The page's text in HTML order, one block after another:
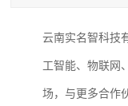
云南实名智科技
工智能、物联网
场，与更多合作